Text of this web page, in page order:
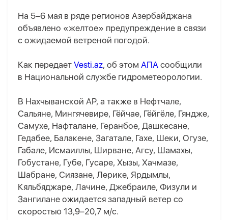
На 5–6 мая в ряде регионов Азербайджана
объявлено «желтое» предупреждение в связи
с ожидаемой ветреной погодой.
Как передает Vesti.az, об этом АПА сообщили
в Национальной службе гидрометеорологии.
В Нахчыванской АР, а также в Нефтчале,
Сальяне, Мингячевире, Гёйчае, Гёйгёле, Гяндже,
Самухе, Нафталане, Геранбое, Дашкесане,
Гедабее, Балакене, Загатале, Гахе, Шеки, Огузе,
Габале, Исмаиллы, Ширване, Агсу, Шамахы,
Гобустане, Губе, Гусаре, Хызы, Хачмазе,
Шабране, Сиязане, Лерике, Ярдымлы,
Кяльбяджаре, Лачине, Джебраиле, Физули и
Зангилане ожидается западный ветер со
скоростью 13,9–20,7 м/с.